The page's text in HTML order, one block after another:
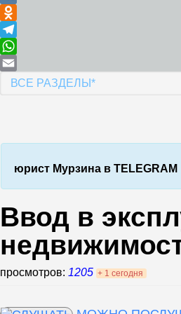
VK
Odnoklassniki
Telegram
WhatsApp
Email
ВСЕ РАЗДЕЛЫ*
юрист Мурзина в TELEGRAM
Ввод в
просмотров: 1205 + 1 сегодня